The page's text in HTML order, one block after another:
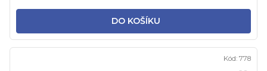
DO KOŠÍKU
Kód: 778